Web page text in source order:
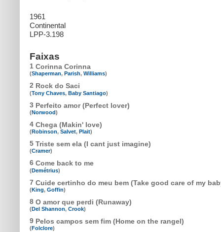
1961
Continental
LPP-3.198
Faixas
1 Corinna Corinna
(Shaperman, Parish, Williams)
2 Rock do Saci
(Tony Chaves, Baby Santiago)
3 Perfeito amor (Perfect lover)
(Norwood)
4 Chega (Makin' love)
(Robinson, Salvet, Plait)
5 Triste sem ela (I cant just imagine)
(Cramer)
6 Come back to me
(Demétrius)
7 Cuide certinho do meu bem (Take good care of my
(King, Goffin)
8 O amor que perdi (Runaway)
(Del Shannon, Crook)
9 Pelos campos sem fim (Home on the rangel)
(Folclore)